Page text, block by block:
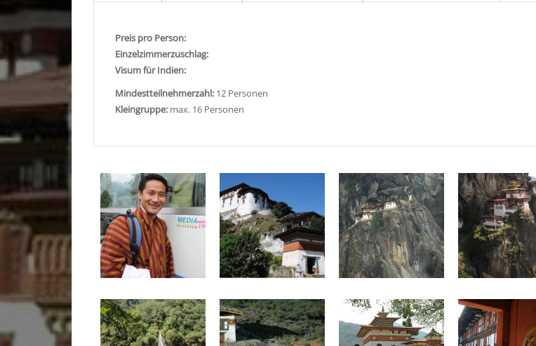
Preis pro Person:
Einzelzimmerzuschlag:
Visum für Indien:
Mindestteilnehmerzahl: 12 Personen
Kleingruppe: max. 16 Personen